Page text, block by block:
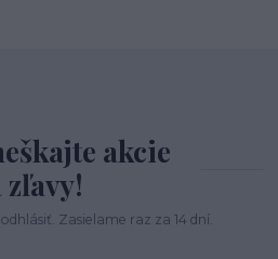
akcie
zľavy!
Zasielame raz za 14 dní.